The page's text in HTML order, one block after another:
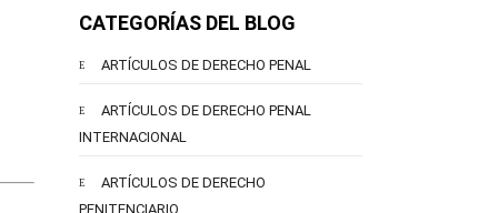
CATEGORÍAS DEL BLOG
ARTÍCULOS DE DERECHO PENAL
ARTÍCULOS DE DERECHO PENAL
INTERNACIONAL
ARTÍCULOS DE DERECHO
PENITENCIARIO